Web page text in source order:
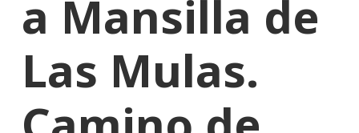
a Mansilla de
Las Mulas.